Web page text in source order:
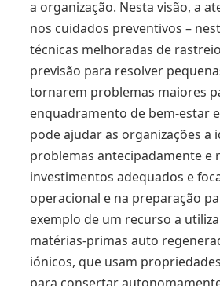
a organização. Nesta visão, a
nos cuidados preventivos –
técnicas melhoradas de
previsão para resolver
tornarem problemas maiores
enquadramento de bem-estar
pode ajudar as organizações a
problemas antecipadamente e
investimentos adequados e
operacional e na preparação
exemplo de um recurso a
matérias-primas auto
iónicos, que usam